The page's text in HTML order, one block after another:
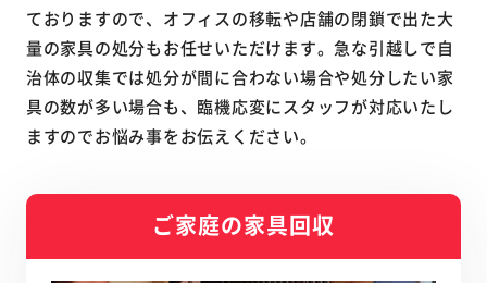
ておりますので、オフィスの移転や店舗の閉鎖で出た大
量の家具の処分もお任せいただけます。急な引越しで自
治体の収集では処分が間に合わない場合や処分したい家
具の数が多い場合も、臨機応変にスタッフが対応いたし
ますのでお悩み事をお伝えください。
ご家庭の家具回収